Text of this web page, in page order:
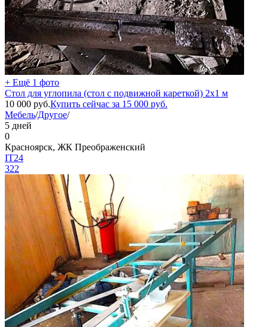
+ Ещё 1 фото
Стол для углопила (стол с подвижной кареткой) 2х1 м
10 000 руб.Купить сейчас за 15 000 руб.
Мебель/Другое/
5 дней
0
Красноярск, ЖК Преображенский
IT24
322